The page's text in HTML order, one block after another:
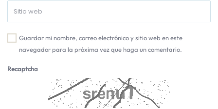
Guardar mi nombre, correo electrónico y sitio web en este
navegador para la próxima vez que haga un comentario.
Recaptcha